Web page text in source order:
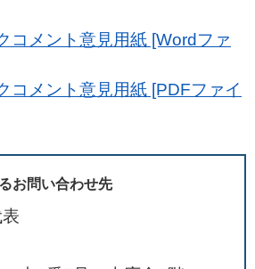
コメント意見用紙 [Wordファ
コメント意見用紙 [PDFファイ
お問い合わせ先